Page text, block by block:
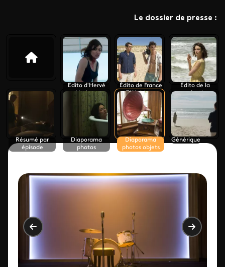
Le dossier de presse :
Edito d'Hervé
Hadmar
Édito de France
Télévisions
Édito de la
production
Résumé par
épisode
Diaporama
photos
Diaporama
photos objets
Générique